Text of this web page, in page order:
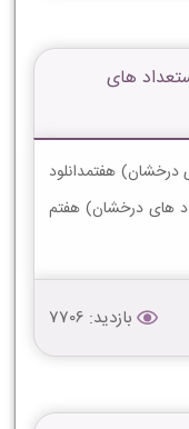
های
درخشان) هفتمدانلود
های درخشان) هفتم
بازدید: 7706